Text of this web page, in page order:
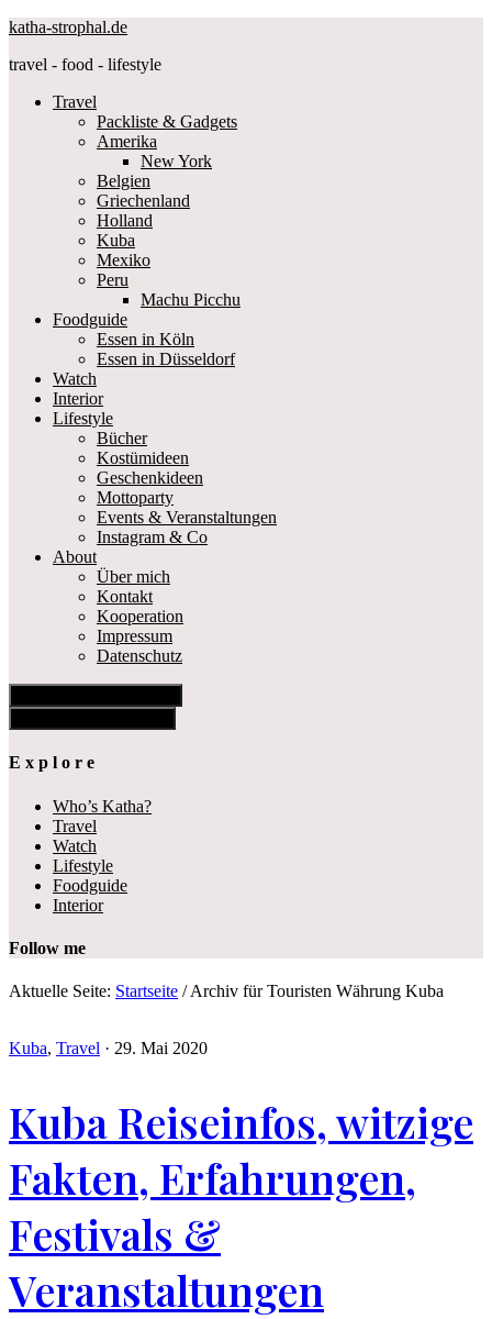
katha-strophal.de
travel - food - lifestyle
Travel
Packliste & Gadgets
Amerika
New York
Belgien
Griechenland
Holland
Kuba
Mexiko
Peru
Machu Picchu
Foodguide
Essen in Köln
Essen in Düsseldorf
Watch
Interior
Lifestyle
Bücher
Kostümideen
Geschenkideen
Mottoparty
Events & Veranstaltungen
Instagram & Co
About
Über mich
Kontakt
Kooperation
Impressum
Datenschutz
E x p l o r e
Who’s Katha?
Travel
Watch
Lifestyle
Foodguide
Interior
Follow me
Aktuelle Seite: Startseite /Archiv für Touristen Währung Kuba
Kuba, Travel · 29. Mai 2020
Kuba Reiseinfos, witzige
Fakten, Erfahrungen,
Festivals &
Veranstaltungen